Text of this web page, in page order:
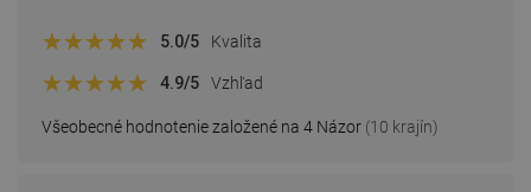
Všeobecné hodnotenie založené na 4 Názor (10 krajín)
5.0/5 Kvalita
4.9/5 Vzhľad